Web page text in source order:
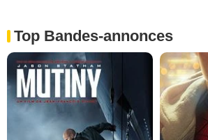
Top Bandes-annonces